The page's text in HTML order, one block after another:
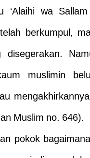
‘Alaihi wa
berkumpul,
disegerakan.
muslimin
Muslim no. 646).
pokok
Kaki di Atas
masuk
Apakah Boleh
Wajib